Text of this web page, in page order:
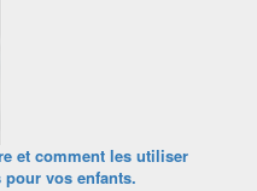
et comment les utiliser
vos enfants.